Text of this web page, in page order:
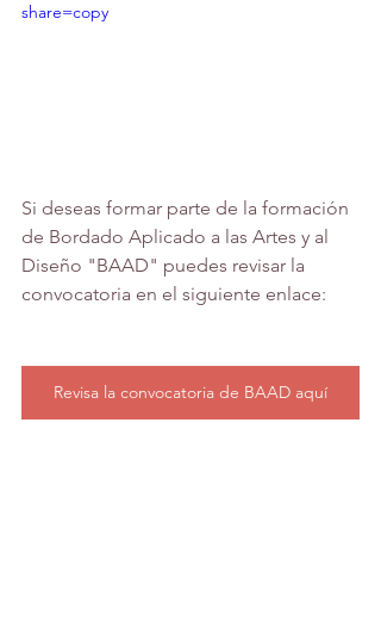
share=copy
Si deseas formar parte de la formación
de Bordado Aplicado a las Artes y al
Diseño "BAAD" puedes revisar la
convocatoria en el siguiente enlace:
Revisa la convocatoria de BAAD aquí